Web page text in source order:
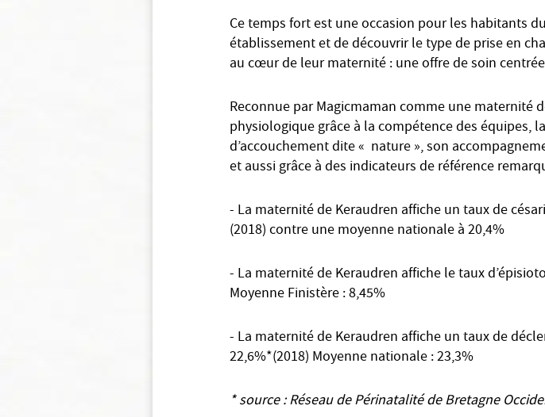
Ce temps fort est une occasion pour les habitants
établissement et de découvrir le type de prise en
au cœur de leur maternité : une offre de soin
Reconnue par Magicmaman comme une maternité
physiologique grâce à la compétence des équipes,
d’accouchement dite « nature », son
et aussi grâce à des indicateurs de référence
- La maternité de Keraudren affiche un taux de
(2018) contre une moyenne nationale à 20,4%
- La maternité de Keraudren affiche le taux
Moyenne Finistère : 8,45%
- La maternité de Keraudren affiche un taux de
22,6%*(2018) Moyenne nationale : 23,3%
* source : Réseau de Périnatalité de Bretagne